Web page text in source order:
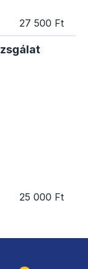
27 500 Ft
25 000 Ft